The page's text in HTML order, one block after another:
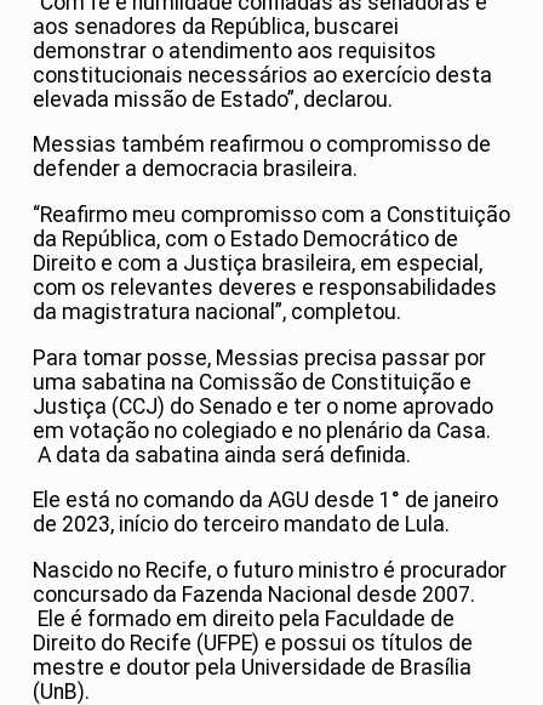
aos senadores da República, buscarei
demonstrar o atendimento aos requisitos
constitucionais necessários ao exercício desta
elevada missão de Estado”, declarou.
Messias também reafirmou o compromisso de
defender a democracia brasileira.
“Reafirmo meu compromisso com a Constituição
da República, com o Estado Democrático de
Direito e com a Justiça brasileira, em especial,
com os relevantes deveres e responsabilidades
da magistratura nacional”, completou.
Para tomar posse, Messias precisa passar por
uma sabatina na Comissão de Constituição e
Justiça (CCJ) do Senado e ter o nome aprovado
em votação no colegiado e no plenário da Casa.
A data da sabatina ainda será definida.
Ele está no comando da AGU desde 1° de janeiro
de 2023, início do terceiro mandato de Lula.
Nascido no Recife, o futuro ministro é procurador
concursado da Fazenda Nacional desde 2007.
Ele é formado em direito pela Faculdade de
Direito do Recife (UFPE) e possui os títulos de
mestre e doutor pela Universidade de Brasília
(UnB).